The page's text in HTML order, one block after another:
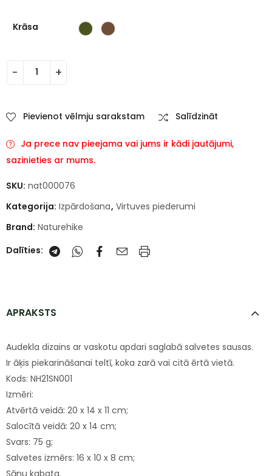
Krāsa
Pievienot vēlmju sarakstam Salīdzināt
Ja prece nav pieejama vai jums ir kādi jautājumi,
sazinieties ar mums.
SKU: nat000076
Kategorija: Izpārdošana, Virtuves piederumi
Brand: Naturehike
Dalīties:
APRAKSTS
Audekla dizains ar vaskotu apdari saglabā salvetes sausas.
Ir āķis piekarināšanai teltī, koka zarā vai citā ērtā vietā.
Kods: NH21SN001
Izmēri:
Atvērtā veidā: 20 x 14 x 11 cm;
Salocītā veidā: 20 x 14 cm;
Svars: 75 g;
Salvetes izmērs: 16 x 10 x 8 cm;